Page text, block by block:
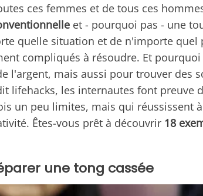
ces femmes et de tous ces
et - pourquoi pas - une
quelle situation et de n'importe
compliqués à résoudre. Et
l'argent, mais aussi pour trouver des
lifehacks, les internautes font preuve
un peu limites, mais qui réussissent
Êtes-vous prêt à découvrir 18
une tong cassée